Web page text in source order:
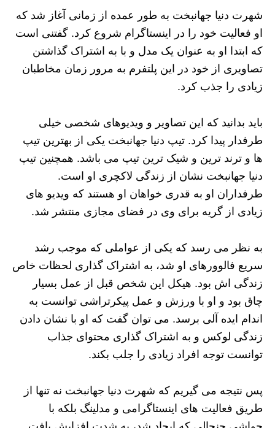
شهرت دنیا جهانبخت به طور عمده از زمانی آغاز شد که
او فعالیت خود را در اینستاگرام شروع کرد. گفتنی است
که ابتدا او به عنوان یک مدل و با به اشتراک گذاشتن
تصاویری از خود در این پلتفرم به مرور زمان مخاطبان
زیادی را جذب کرد.
باید بدانید که این تصاویر و ویدیوهای شخصی خیلی
طرفدار پیدا کرد. تیپ دنیا جهانبخت یکی از بهترین تیپ
ها و ترند ترین و شیک ترین تیپ می باشد. همچنین تیپ
دنیا جهانبخت نشان از زندگی لاکچری او است.
طرفداران او به قدری خواهان او هستند که ویدیو های
زیادی از گریه برای وی در فضای مجازی منتشر شد.
به نظر می رسد که یکی از عواملی که موجب رشد
سریع فالوورهای او شد، به اشتراک‌ گذاری لحظات خاص
زندگی اش بود. هیکل این شخص قبل از عمل بسیار
چاق بود و او با ورزش و عمل پیکرتراشی توانست به
اندام ایده آلی برسد. می توان گفت که او با نشان دادن
زندگی لوکس و به اشتراک گذاری محتوای جذاب
توانست توجه افراد زیادی را جلب بکند.
پس نتیجه می گیریم که شهرت دنیا جهانبخت نه تنها از
طریق فعالیت های اینستاگرامی و مدلینگ بلکه با